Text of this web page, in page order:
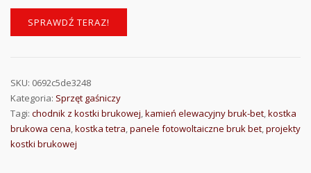
SPRAWDŹ TERAZ!
SKU: 0692c5de3248
Kategoria: Sprzęt gaśniczy
Tagi: chodnik z kostki brukowej,kamień elewacyjny bruk-bet,kostka
brukowa cena,kostka tetra,panele fotowoltaiczne bruk bet,projekty
kostki brukowej